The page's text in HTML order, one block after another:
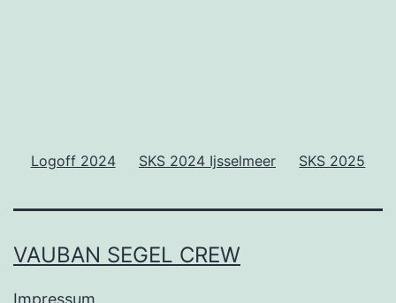
Logoff 2024 SKS 2024 Ijsselmeer SKS 2025
VAUBAN SEGEL CREW
Impressum